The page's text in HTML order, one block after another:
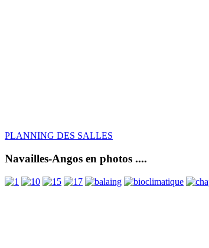
PLANNING DES SALLES
Navailles-Angos en photos ....